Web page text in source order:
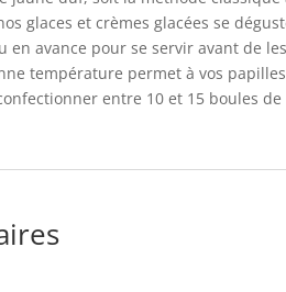
glaces et crèmes glacées se
en avance pour se servir avant de
température permet à vos
entre 10 et 15 boules